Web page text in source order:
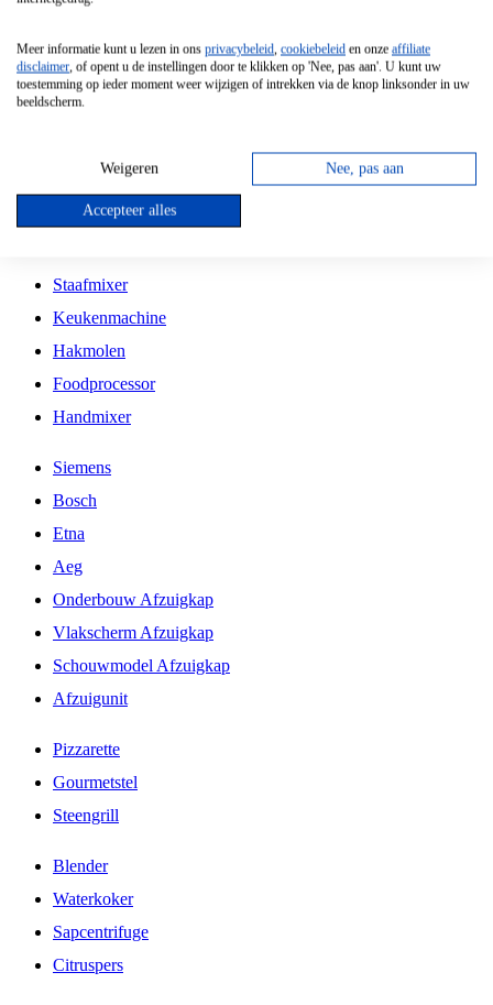
Vrijstaande Magnetron
Vrijstaande Kookplaat
Inbouw Gaskookplaat
Inbouw Keramische Kookplaat
Kookplaat Accessoires
Staafmixer
Keukenmachine
Hakmolen
Foodprocessor
Handmixer
Siemens
Bosch
Etna
Aeg
Onderbouw Afzuigkap
Vlakscherm Afzuigkap
Schouwmodel Afzuigkap
Afzuigunit
Pizzarette
Gourmetstel
Steengrill
Blender
Waterkoker
Sapcentrifuge
Citruspers
Meer informatie kunt u lezen in ons privacybeleid, cookiebeleid en onze affiliate
disclaimer, of opent u de instellingen door te klikken op 'Nee, pas aan'. U kunt uw
toestemming op ieder moment weer wijzigen of intrekken via de knop linksonder in uw
beeldscherm.
Weigeren Nee, pas aan
Accepteer alles